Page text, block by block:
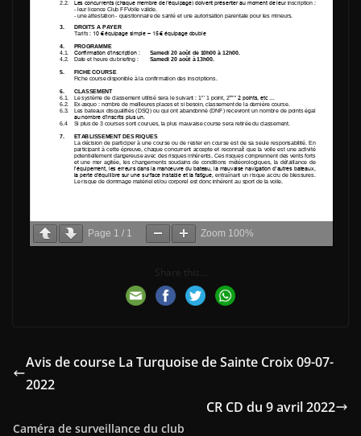
Page 1 / 1 Zoom 100%
Share this...
Avis de course La Turquoise de Sainte Croix 09-07-
2022
CR CD du 9 avril 2022
Caméra de surveillance du club